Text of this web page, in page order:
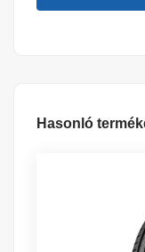
Hasonló